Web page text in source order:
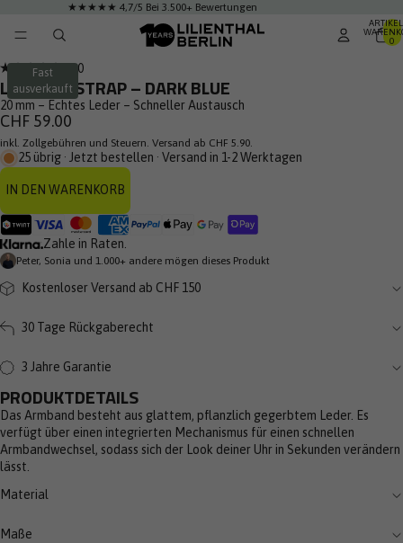
★★★★★ 4,7/5 Bei 3.500+ Bewertungen
0
Fast
ausverkauft
5.0
von
5
Sternen
bewertet
5.0Klicken
Sie,
um
den
Rezensionen
zu
LEATHER STRAP – DARK BLUE
20 mm – Echtes Leder – Schneller Austausch
CHF 59.00
inkl. Zollgebühren und Steuern. Versand ab CHF 5.90.
25 übrig · Jetzt bestellen · Versand in 1-2 Werktagen
IN DEN WARENKORB
Zahle in Raten.
Peter, Sonia und 1.000+ andere mögen dieses Produkt
Kostenloser Versand ab CHF 150
30 Tage Rückgaberecht
3 Jahre Garantie
PRODUKTDETAILS
Das Armband besteht aus glattem, pflanzlich gegerbtem Leder. Es
verfügt über einen integrierten Mechanismus für einen schnellen
Armbandwechsel, sodass sich der Look deiner Uhr in Sekunden verändern
lässt.
Material
Maße